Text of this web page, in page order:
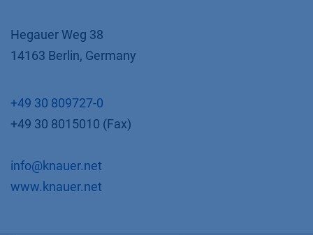
Hegauer Weg 38
14163 Berlin, Germany
+49 30 809727-0
+49 30 8015010 (Fax)
info@knauer.net
​www.knauer.net​